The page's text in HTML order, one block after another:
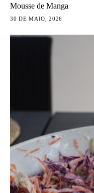
Mousse de Manga
30 DE MAIO, 2026